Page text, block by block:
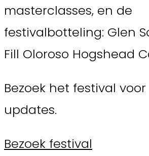
masterclasses, en de
festivalbotteling: Glen
Fill Oloroso Hogshead
Bezoek het festival
updates.
Bezoek festival